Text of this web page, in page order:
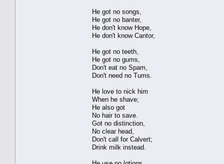
He got no songs,
He got no banter,
He don't know Hope,
He don't know Cantor,
He got no teeth,
He got no gums,
Don't eat no Spam,
Don't need no Tums.
He love to nick him
When he shave;
He also got
No hair to save.
Got no distinction,
No clear head,
Don't call for Calvert;
Drink milk instead.